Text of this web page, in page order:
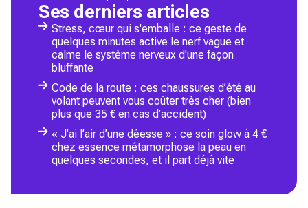
Ses derniers articles
Stress, cœur qui s'emballe : ce geste de
quelques minutes active le nerf vague et
calme le système nerveux d'une façon
bluffante
Code de la route : ces chaussures d’été au
volant peuvent vous coûter très cher (bien
plus que 35 € en cas d’accident)
« J’ai l’air d’une déesse » : ce soin glow à 4 €
chez essence métamorphose la peau en
quelques secondes, et il part déjà vite